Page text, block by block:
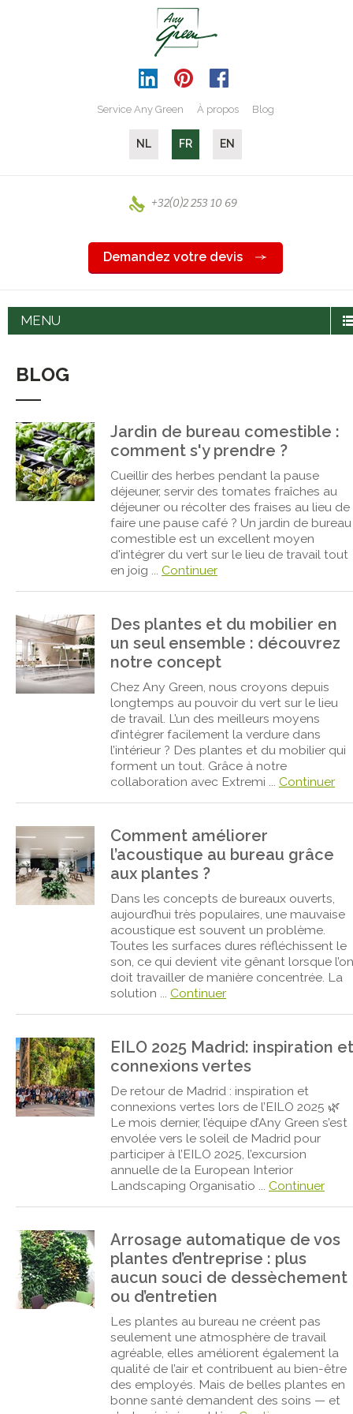
Service Any Green À propos Blog
NL FR EN
+32(0)2 253 10 69
Demandez votre devis
MENU
BLOG
Jardin de bureau comestible :
comment s'y prendre ?
Cueillir des herbes pendant la pause
déjeuner, servir des tomates fraîches au
déjeuner ou récolter des fraises au lieu de
faire une pause café ? Un jardin de bureau
comestible est un excellent moyen
d'intégrer du vert sur le lieu de travail tout
en joig ... Continuer
Des plantes et du mobilier en
un seul ensemble : découvrez
notre concept
Chez Any Green, nous croyons depuis
longtemps au pouvoir du vert sur le lieu
de travail. L’un des meilleurs moyens
d’intégrer facilement la verdure dans
l’intérieur ? Des plantes et du mobilier qui
forment un tout. Grâce à notre
collaboration avec Extremi ... Continuer
Comment améliorer
l’acoustique au bureau grâce
aux plantes ?
Dans les concepts de bureaux ouverts,
aujourd’hui très populaires, une mauvaise
acoustique est souvent un problème.
Toutes les surfaces dures réfléchissent le
son, ce qui devient vite gênant lorsque l’on
doit travailler de manière concentrée. La
solution ... Continuer
EILO 2025 Madrid: inspiration et
connexions vertes
De retour de Madrid : inspiration et
connexions vertes lors de l’EILO 2025 🌿
Le mois dernier, l’équipe d’Any Green s’est
envolée vers le soleil de Madrid pour
participer à l’EILO 2025, l’excursion
annuelle de la European Interior
Landscaping Organisatio ... Continuer
Arrosage automatique de vos
plantes d’entreprise : plus
aucun souci de dessèchement
ou d’entretien
Les plantes au bureau ne créent pas
seulement une atmosphère de travail
agréable, elles améliorent également la
qualité de l’air et contribuent au bien-être
des employés. Mais de belles plantes en
bonne santé demandent des soins — et